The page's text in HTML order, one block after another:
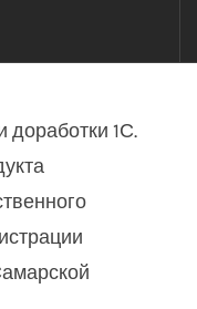
доработки 1С.